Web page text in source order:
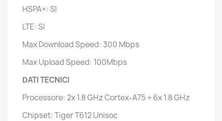
HSPA+: SI
LTE: SI
Max Download Speed: 300 Mbps
Max Upload Speed: 100Mbps
DATI TECNICI
Processore: 2x 1.8 GHz Cortex-A75 + 6x 1.8 GHz
Chipset: Tiger T612 Unisoc